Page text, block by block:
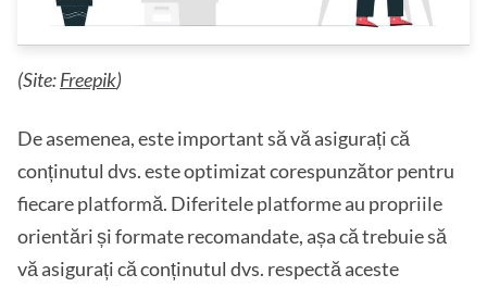
(Site:Freepik)
De asemenea, este important să vă asigurați că
conținutul dvs. este optimizat corespunzător pentru
fiecare platformă. Diferitele platforme au propriile
orientări și formate recomandate, așa că trebuie să
vă asigurați că conținutul dvs. respectă aceste